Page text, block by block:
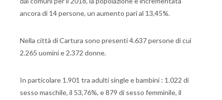
ancora di 14 persone, un aumento pari al 13,45%.
Nella città di Cartura sono presenti 4.637 persone di cui
2.265 uomini e 2.372 donne.
In particolare 1.901 tra adulti single e bambini : 1.022 di
sesso maschile, il 53,76%, e 879 di sesso femminile, il